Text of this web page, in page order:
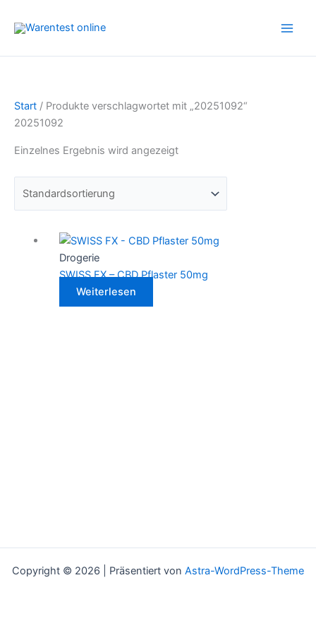
Inhalt
Start / Produkte verschlagwortet mit „20251092“
20251092
Einzelnes Ergebnis wird angezeigt
Drogerie
SWISS FX – CBD Pflaster 50mg
Weiterlesen
Copyright © 2026 | Präsentiert von Astra-WordPress-Theme